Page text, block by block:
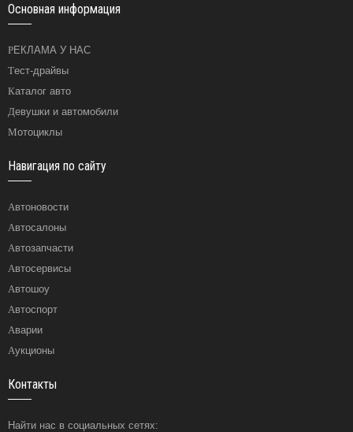
Основная информация
РЕКЛАМА У НАС
Тест-драйвы
Каталог авто
Девушки и автомобили
Мотоциклы
Навигация по сайту
Автоновости
Автосалоны
Автозапчасти
Автосервисы
Автошоу
Автоспорт
Аварии
Аукционы
Контакты
Найти нас в социальных сетях: